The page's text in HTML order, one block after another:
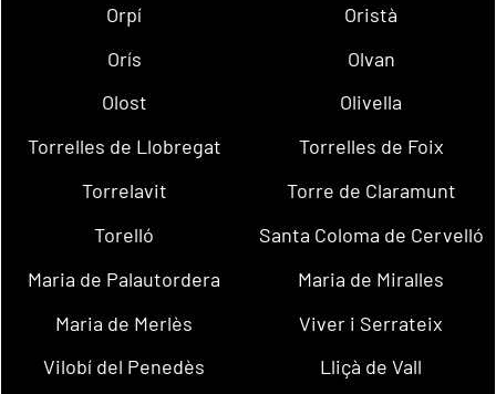
Orpí
Oristà
Orís
Olvan
Olost
Olivella
Torrelles de Llobregat
Torrelles de Foix
Torrelavit
Torre de Claramunt
Torelló
Santa Coloma de Cervelló
Maria de Palautordera
Maria de Miralles
Maria de Merlès
Viver i Serrateix
Vilobí del Penedès
Lliçà de Vall